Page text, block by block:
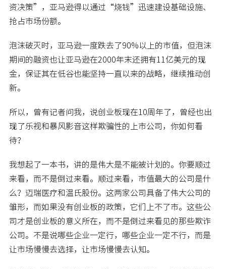
资决策”，亚马逊得以通过“烧钱”迅速建设基础设施、
抢占市场份额。
泡沫破灭时，亚马逊一度跌去了90%以上的市值，但泡沫
期间的融资也让亚马逊在2000年末还拥有11亿美元的现
金，保证其在低谷也能坚持一直以来的战略，继续推动创
新。
所以，曾有记者问我，说创业板现在10周年了，曾经也出
现了乐视和暴风影音这样欺骗性的上市公司，你如何看
待？
我想起了一本书，讲的是伟大是不能被计划的。你要顺过
来看，而不是倒过来看。顺过来看，市值最大的公司是什
么？迈瑞医疗和温氏股份。这两家公司具备了伟大公司的
雏形，而如果没有创业板的政策，它们上不了市。这些公
司才是创业板的意义所在，而不是倒过来看见的那些欺诈
公司。不是说哪些企业一定行，哪些企业一定不行，而是
让市场慢慢去选择，让市场慢慢去认知。